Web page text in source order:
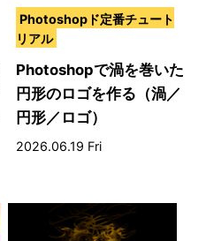
Photoshopド定番チュート
リアル
Photoshopで渦を巻いた
円形のロゴを作る（渦／
円形／ロゴ）
2026.06.19 Fri